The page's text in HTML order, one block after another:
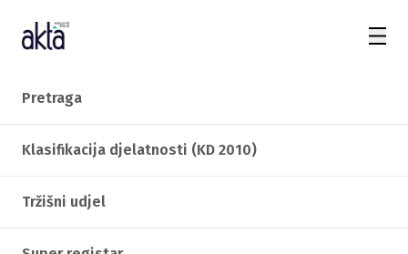
Pretraga
Klasifikacija djelatnosti (KD 2010)
Tržišni udjel